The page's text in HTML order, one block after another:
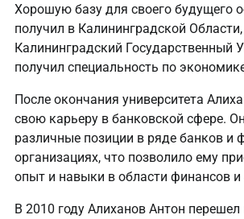
Хорошую базу для своего будущего
получил в Калининградской
Калининградский Государственный
получил специальность по
После окончания университета
свою карьеру в банковской сфере.
различные позиции в ряде банков и
организациях, что позволило ему
опыт и навыки в области финансов и
В 2010 году Алиханов Антон перешел